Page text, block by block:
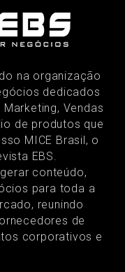
na organização
dedicados
Marketing, Vendas
de produtos que
MICE Brasil, o
EBS.
conteúdo,
para toda a
reunindo
de
corporativos e